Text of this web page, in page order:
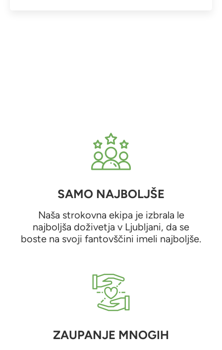
SAMO NAJBOLJŠE
Naša strokovna ekipa je izbrala le
najboljša doživetja v Ljubljani, da se
boste na svoji fantovščini imeli najboljše.
ZAUPANJE MNOGIH